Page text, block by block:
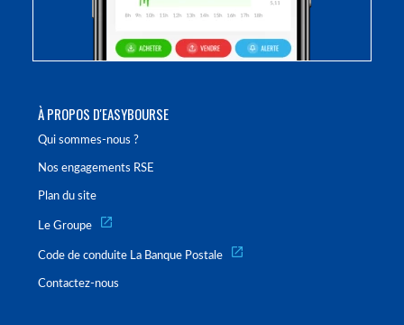
À PROPOS D'EASYBOURSE
Qui sommes-nous ?
Nos engagements RSE
Plan du site
Le Groupe
Code de conduite La Banque Postale
Contactez-nous